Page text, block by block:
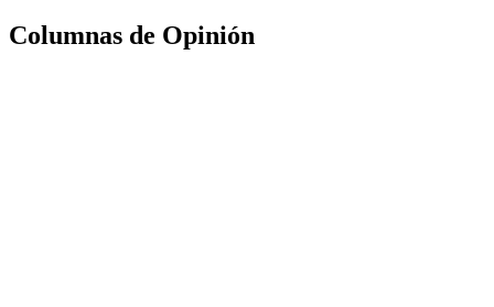
Columnas de Opinión